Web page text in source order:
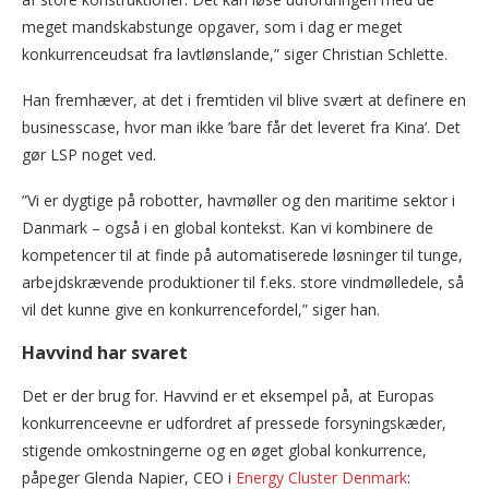
meget mandskabstunge opgaver, som i dag er meget
konkurrenceudsat fra lavtlønslande,” siger Christian Schlette.
Han fremhæver, at det i fremtiden vil blive svært at definere en
businesscase, hvor man ikke ’bare får det leveret fra Kina’. Det
gør LSP noget ved.
”Vi er dygtige på robotter, havmøller og den maritime sektor i
Danmark – også i en global kontekst. Kan vi kombinere de
kompetencer til at finde på automatiserede løsninger til tunge,
arbejdskrævende produktioner til f.eks. store vindmølledele, så
vil det kunne give en konkurrencefordel,” siger han.
Havvind har svaret
Det er der brug for. Havvind er et eksempel på, at Europas
konkurrenceevne er udfordret af pressede forsyningskæder,
stigende omkostningerne og en øget global konkurrence,
påpeger Glenda Napier, CEO i Energy Cluster Denmark: